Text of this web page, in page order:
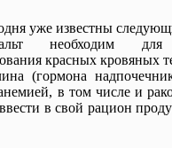
уже известны
необходим для
красных кровяных
(гормона
анемией, в том числе и
в свой рацион